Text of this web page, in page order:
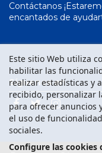
Contáctanos
encantados de
Este sitio Web utiliza
habilitar las
realizar estadísticas y
recibido, personalizar
para ofrecer anuncios
el uso de
sociales.
Configure las
Síguenos en